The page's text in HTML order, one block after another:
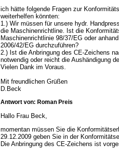
ich hätte folgende Fragen zur
weiterhelfen könnten:
1.) Wir müssen für unsere hydr.
die Maschinenrichtline. Ist die
Maschinenrichtlinie 98/37/EG oder
2006/42/EG durchzuführen?
2.) Ist die Anbringung des CE-Zeichens
notwendig oder reicht die Aushändigung
Vielen Dank im Voraus.
Mit freundlichen Grüßen
D.Beck
Antwort von: Roman Preis
Hallo Frau Beck,
momentan müssen Sie die
29.12.2009 geben Sie in der
Die Anbringung des CE-Zeichens ist